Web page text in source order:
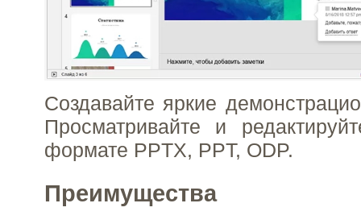
Создавайте яркие
Просматривайте и
формате PPTX, PPT, ODP.
Преимущества